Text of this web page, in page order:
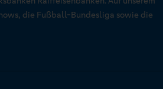
die Fußball-Bundesliga sowie die